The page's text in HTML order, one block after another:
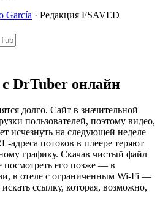
García · Редакция FSAVED
DrTuber онлайн
долго. Сайт в значительной
пользователей, поэтому видео,
исчезнуть на следующей неделе
адреса потоков в плеере теряют
графику. Скачав чистый файл
его позже — в
в отеле с ограниченным Wi-Fi —
ссылку, которая, возможно,